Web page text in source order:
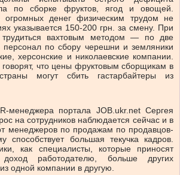
по сборке фруктов, ягод и овощей.
огромных денег физическим трудом не
указывается 150-200 грн. за смену. При
трудиться вахтовым методом — по две
по сбору черешни и земляники
херсонские и николаевские компании.
что цены фруктовым сборщикам в
могут сбить гастарбайтеры из
менеджера портала JOB.ukr.net Сергея
на сотрудников наблюдается сейчас и в
менеджеров по продажам по продавцов-
способствует большая текучка кадров.
как специалисты, которые приносят
доход работодателю, больше других
одной компании в другую.